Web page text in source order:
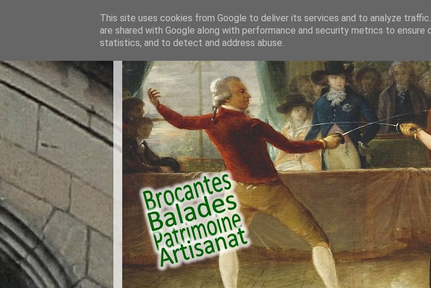
This site uses cookies from Google to deliver its services and to analyze
are shared with Google along with performance and security metrics to ensure
statistics, and to detect and address abuse.